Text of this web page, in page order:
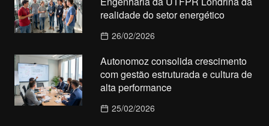
realidade do setor energético
26/02/2026
Autonomoz consolida crescimento
com gestão estruturada e cultura de
alta performance
25/02/2026